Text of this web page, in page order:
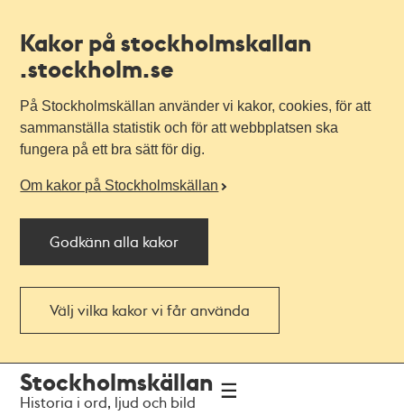
Kakor på stockholmskallan
.stockholm.se
På Stockholmskällan använder vi kakor, cookies, för att
sammanställa statistik och för att webbplatsen ska
fungera på ett bra sätt för dig.
Om kakor på Stockholmskällan
Godkänn alla kakor
Välj vilka kakor vi får använda
navigationen
huvudinnehållet
Stockholmskällan
Historia i ord, ljud och bild